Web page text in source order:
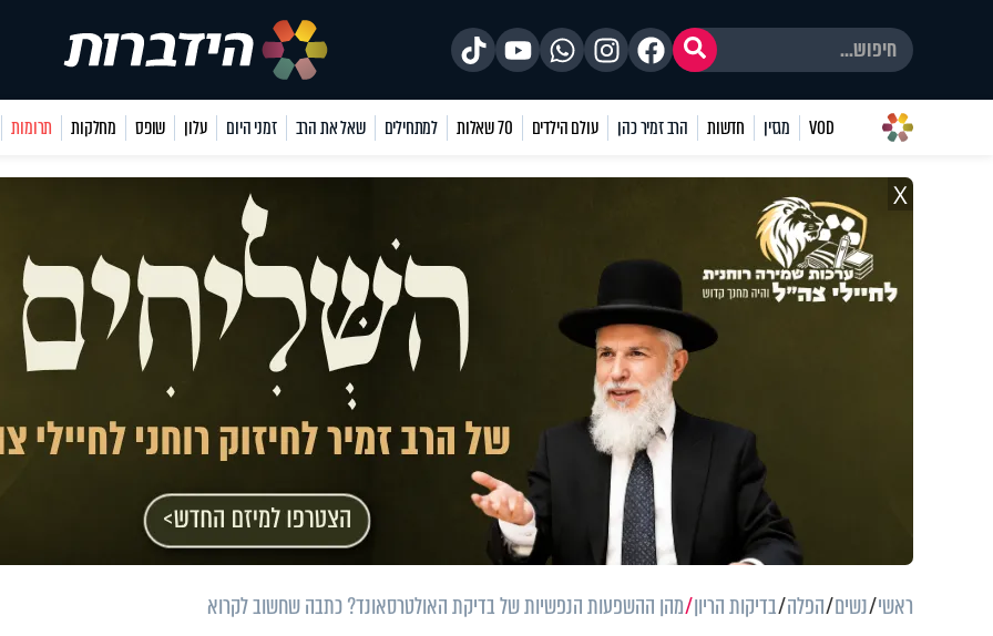
VOD מגזין חדשות הרב זמיר כהן עולם הילדים 70 שאלות למתחילים שאל את הרב זמני היום עלון שופס מחלקות תרומות
X
ראשי נשים הפלה בדיקות הריון מהן ההשפעות הנפשיות של בדיקת האולטרסאונד? כתבה שחשוב לקרוא